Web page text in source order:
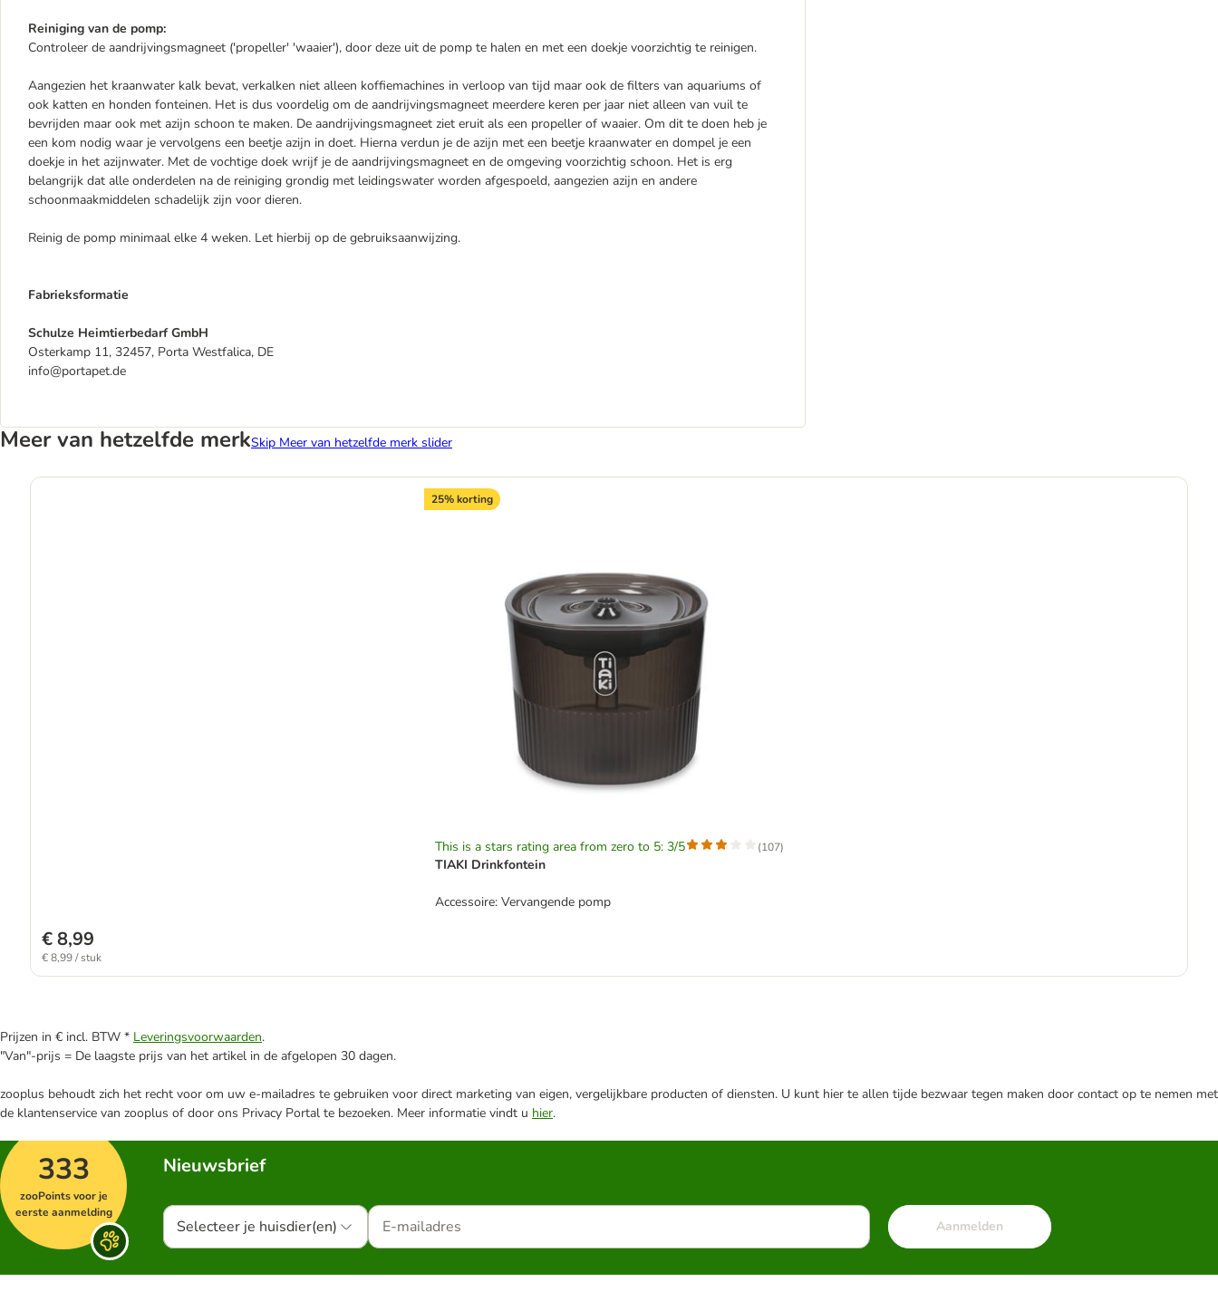
Reiniging van de pomp:
Controleer de aandrijvingsmagneet ('propeller' 'waaier'), door deze uit de pomp te halen en met een doekje voorzichtig te reinigen.
Aangezien het kraanwater kalk bevat, verkalken niet alleen koffiemachines in verloop van tijd maar ook de filters van aquariums of
ook katten en honden fonteinen. Het is dus voordelig om de aandrijvingsmagneet meerdere keren per jaar niet alleen van vuil te
bevrijden maar ook met azijn schoon te maken. De aandrijvingsmagneet ziet eruit als een propeller of waaier. Om dit te doen heb je
een kom nodig waar je vervolgens een beetje azijn in doet. Hierna verdun je de azijn met een beetje kraanwater en dompel je een
doekje in het azijnwater. Met de vochtige doek wrijf je de aandrijvingsmagneet en de omgeving voorzichtig schoon. Het is erg
belangrijk dat alle onderdelen na de reiniging grondig met leidingswater worden afgespoeld, aangezien azijn en andere
schoonmaakmiddelen schadelijk zijn voor dieren.
Reinig de pomp minimaal elke 4 weken. Let hierbij op de gebruiksaanwijzing.
Fabrieksformatie
Schulze Heimtierbedarf GmbH
Osterkamp 11, 32457, Porta Westfalica, DE
info@portapet.de
Meer van hetzelfde merkSkip Meer van hetzelfde merk slider
25% korting
This is a stars rating area from zero to 5: 3/5 (107)
TIAKI Drinkfontein
Accessoire: Vervangende pomp
€ 8,99
€ 8,99 / stuk
Prijzen in € incl. BTW * Leveringsvoorwaarden.
"Van"-prijs = De laagste prijs van het artikel in de afgelopen 30 dagen.
zooplus behoudt zich het recht voor om uw e-mailadres te gebruiken voor direct marketing van eigen, vergelijkbare producten of diensten. U kunt hier te allen tijde bezwaar tegen maken door contact op te nemen met
de klantenservice van zooplus of door ons Privacy Portal te bezoeken. Meer informatie vindt u hier.
333
zooPoints voor je
eerste aanmelding
Nieuwsbrief
Selecteer je huisdier(en) Aanmelden